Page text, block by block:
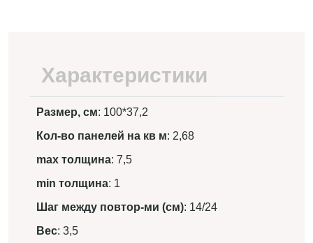
Характеристики
Размер, см: 100*37,2
Кол-во панелей на кв м: 2,68
max толщина: 7,5
min толщина: 1
Шаг между повтор-ми (см): 14/24
Вес: 3,5